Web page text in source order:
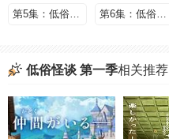
第5集：低俗怪谈 第一季 第6集：低俗怪谈 第一季
低俗怪谈 第一季相关推荐